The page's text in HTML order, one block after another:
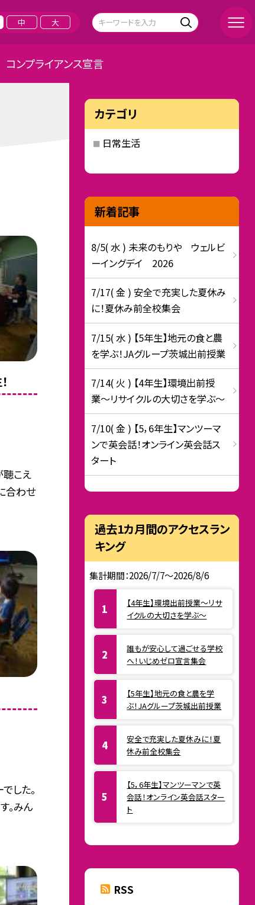
中 大
コンプライアンス宣言
こえ
合わせ
した。
。みん
カテゴリ
日常生活
新着記事
8/5( 水 ) 未来のもりや ウェルビ
ーイングデイ 2026
7/17( 金 ) 安全で充実した夏休み
に！夏休み前全校集会
7/15( 水 ) 【5年生】地元の食と農
を学ぶ！JAグループ茨城出前授業
7/14( 火 ) 【4年生】環境出前授
業〜リサイクルの大切さを学ぶ〜
7/10( 金 ) 【5，6年生】マンツーマ
ンで英会話！オンライン英会話ス
タート
過去1カ月間のアクセスラン
キング
集計期間：2026/7/7～2026/8/6
【4年生】環境出前授業〜リサ
イクルの大切さを学ぶ〜
誰もが安心して過ごせる学校
へ！いじめゼロ宣言集会
【5年生】地元の食と農を学
ぶ！JAグループ茨城出前授業
安全で充実した夏休みに！夏
休み前全校集会
【5，6年生】マンツーマンで英
会話！オンライン英会話スター
ト
RSS